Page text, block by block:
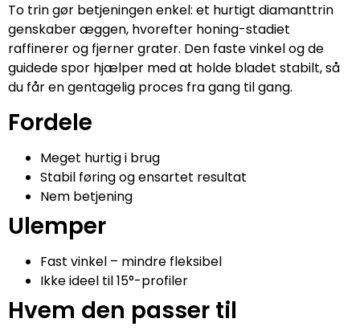
To trin gør betjeningen enkel: et hurtigt diamanttrin
genskaber æggen, hvorefter honing-stadiet
raffinerer og fjerner grater. Den faste vinkel og de
guidede spor hjælper med at holde bladet stabilt, så
du får en gentagelig proces fra gang til gang.
Fordele
Meget hurtig i brug
Stabil føring og ensartet resultat
Nem betjening
Ulemper
Fast vinkel – mindre fleksibel
Ikke ideel til 15°-profiler
Hvem den passer til